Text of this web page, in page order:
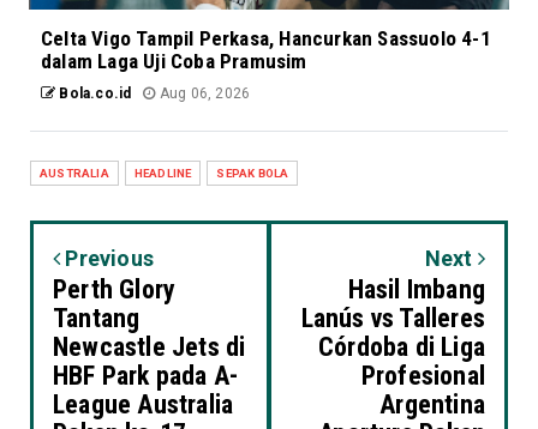
Celta Vigo Tampil Perkasa, Hancurkan Sassuolo 4-1
dalam Laga Uji Coba Pramusim
Bola.co.id Aug 06, 2026
AUSTRALIA HEADLINE SEPAK BOLA
Previous
Perth Glory
Tantang
Newcastle Jets di
HBF Park pada A-
League Australia
Next
Hasil Imbang
Lanús vs Talleres
Córdoba di Liga
Profesional
Argentina